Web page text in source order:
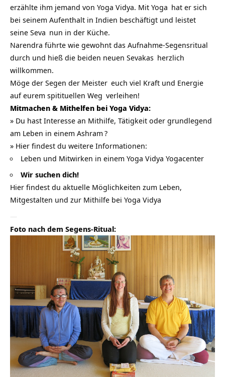
erzählte ihm jemand von Yoga Vidya. Mit Yoga hat er sich
bei seinem Aufenthalt in Indien beschäftigt und leistet
seine Seva nun in der Küche.
Narendra führte wie gewohnt das Aufnahme-Segensritual
durch und hieß die beiden neuen Sevakas herzlich
willkommen.
Möge der Segen der Meister euch viel Kraft und Energie
auf eurem spitituellen Weg verleihen!
Mitmachen & Mithelfen bei Yoga Vidya:
» Du hast Interesse an Mithilfe, Tätigkeit oder grundlegend
am Leben in einem Ashram ?
» Hier findest du weitere Informationen:
Leben und Mitwirken in einem Yoga Vidya Yogacenter
Wir suchen dich!
Hier findest du aktuelle Möglichkeiten zum Leben,
Mitgestalten und zur Mithilfe bei Yoga Vidya
—
Foto nach dem Segens-Ritual: